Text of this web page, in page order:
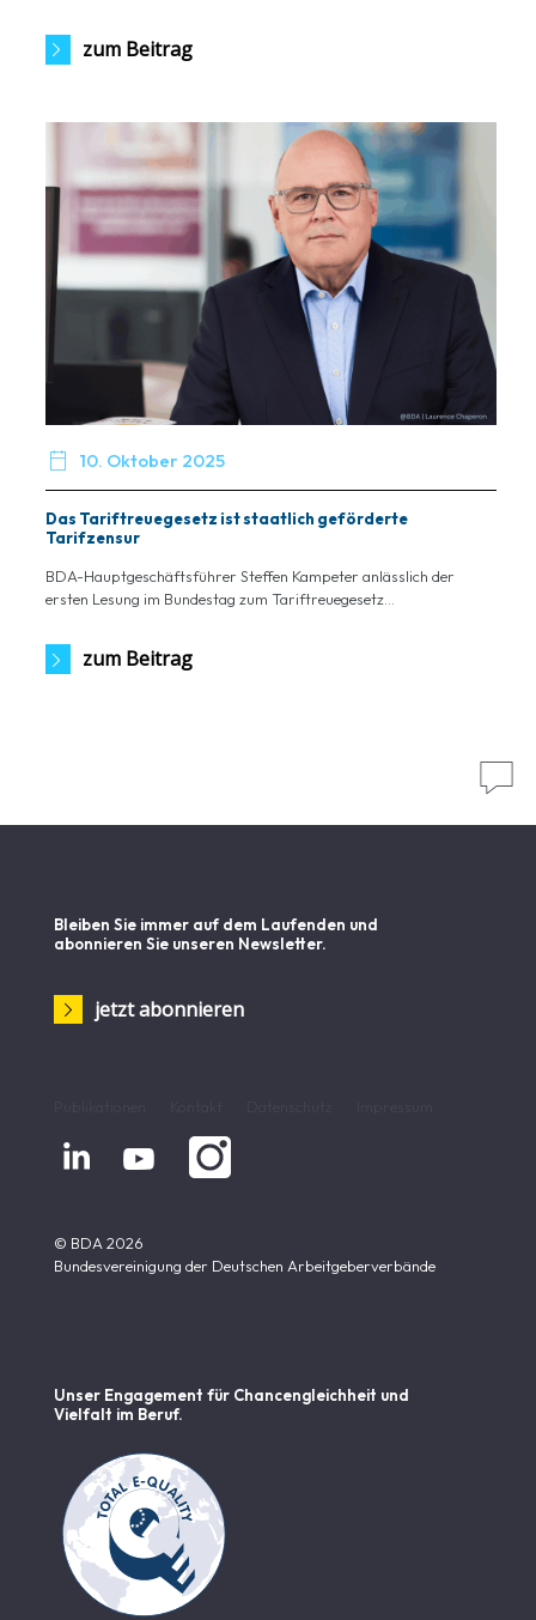
zum Beitrag
 10. Oktober 2025
Das Tariftreuegesetz ist staatlich geförderte
Tarifzensur
BDA-Hauptgeschäftsführer Steffen Kampeter anlässlich der
ersten Lesung im Bundestag zum Tariftreuegesetz...
zum Beitrag

Bleiben Sie immer auf dem Laufenden und
abonnieren Sie unseren Newsletter.
jetzt abonnieren
 
© BDA 2026
Bundesvereinigung der Deutschen Arbeitgeberverbände
Unser Engagement für Chancen­gleichheit und
Vielfalt im Beruf.